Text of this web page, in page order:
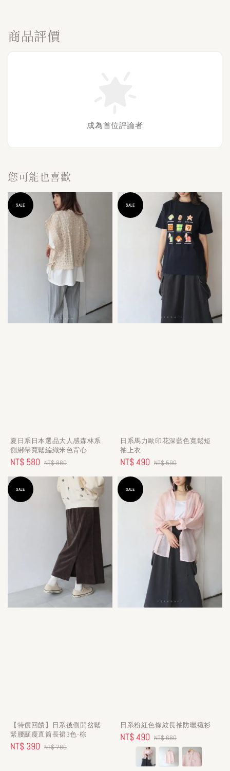
商品評價
成為首位評論者
您可能也喜歡
SALE
夏日系日本選品大人感森林系
側綁帶寬鬆編織米色背心
Sale
price
NT$ 580 Regular
price
NT$ 880
SALE
日系馬力歐印花深藍色寬鬆短
袖上衣
Sale
price
NT$ 490 Regular
price
NT$ 590
SALE
【特價回饋】日系後側開岔鬆
緊腰顯瘦直筒長裙3色-棕
Sale
NT$ 390 Regular
NT$ 780
SALE
日系粉紅色條紋長袖防曬襯衫
Sale
NT$ 490 Regular
price
NT$ 680